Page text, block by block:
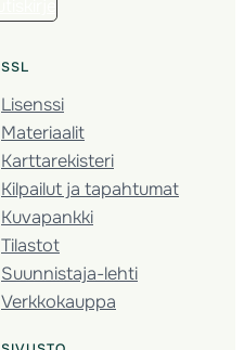
SSL
Lisenssi
Materiaalit
Karttarekisteri
Kilpailut ja tapahtumat
Kuvapankki
Tilastot
Suunnistaja-lehti
Verkkokauppa